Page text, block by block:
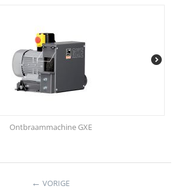
Ontbraammachine GXE
VORIGE